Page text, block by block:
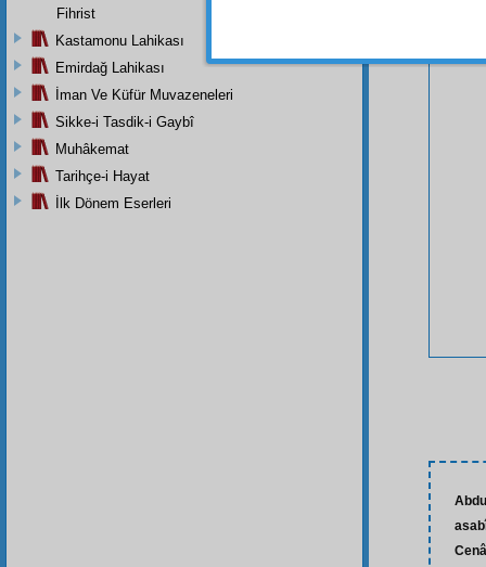
Fihrist
Kastamonu Lahikası
Emirdağ Lahikası
İman Ve Küfür Muvazeneleri
Sikke-i Tasdik-i Gaybî
Muhâkemat
Tarihçe-i Hayat
İlk Dönem Eserleri